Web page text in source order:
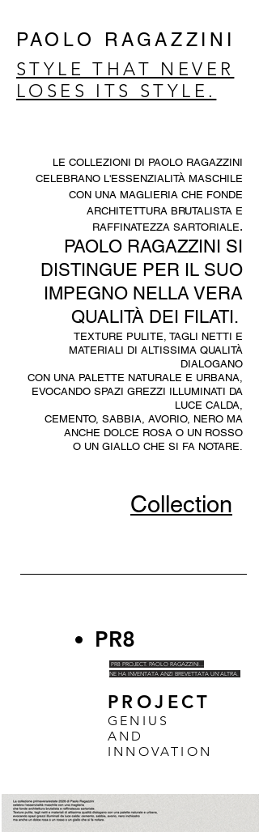
PAOLO RAGAZZINI
STYLE THAT NEVER
LOSES ITS STYLE.
LE COLLEZIONI DI PAOLO RAGAZZINI
CELEBRANO L'ESSENZIALITÀ MASCHILE
CON UNA MAGLIERIA CHE FONDE
ARCHITETTURA BRUTALISTA E
RAFFINATEZZA SARTORIALE.
PAOLO RAGAZZINI SI
DISTINGUE PER IL SUO
IMPEGNO NELLA VERA
QUALITÀ DEI FILATI.
TEXTURE PULITE, TAGLI NETTI E
MATERIALI DI ALTISSIMA QUALITÀ
DIALOGANO
CON UNA PALETTE NATURALE E URBANA,
EVOCANDO SPAZI GREZZI ILLUMINATI DA
LUCE CALDA,
CEMENTO, SABBIA, AVORIO, NERO MA
ANCHE DOLCE ROSA O UN ROSSO
O UN GIALLO CHE SI FA NOTARE.
Collection
PR8
PR8 PROJECT. PAOLO RAGAZZINI...
NE HA INVENTATA ANZI BREVETTATA UN'ALTRA.
PROJECT
GENIUS
AND
INNOVATION